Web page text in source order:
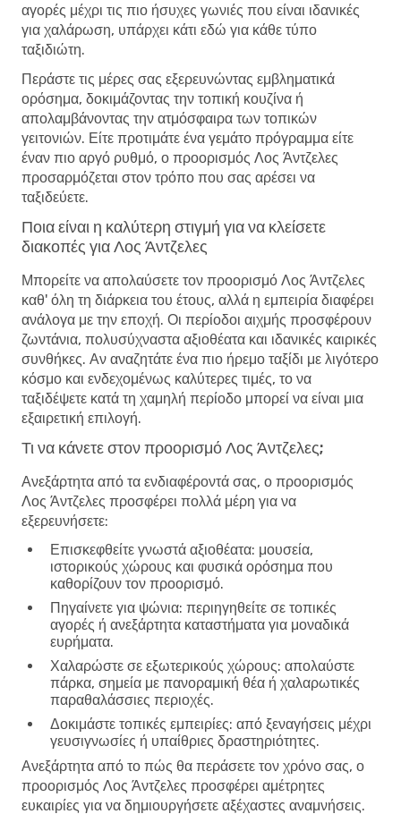
αγορές μέχρι τις πιο ήσυχες γωνιές που είναι ιδανικές
για χαλάρωση, υπάρχει κάτι εδώ για κάθε τύπο
ταξιδιώτη.
Περάστε τις μέρες σας εξερευνώντας εμβληματικά
ορόσημα, δοκιμάζοντας την τοπική κουζίνα ή
απολαμβάνοντας την ατμόσφαιρα των τοπικών
γειτονιών. Είτε προτιμάτε ένα γεμάτο πρόγραμμα είτε
έναν πιο αργό ρυθμό, ο προορισμός Λος Άντζελες
προσαρμόζεται στον τρόπο που σας αρέσει να
ταξιδεύετε.
Ποια είναι η καλύτερη στιγμή για να κλείσετε
διακοπές για Λος Άντζελες
Μπορείτε να απολαύσετε τον προορισμό Λος Άντζελες
καθ' όλη τη διάρκεια του έτους, αλλά η εμπειρία διαφέρει
ανάλογα με την εποχή. Οι περίοδοι αιχμής προσφέρουν
ζωντάνια, πολυσύχναστα αξιοθέατα και ιδανικές καιρικές
συνθήκες. Αν αναζητάτε ένα πιο ήρεμο ταξίδι με λιγότερο
κόσμο και ενδεχομένως καλύτερες τιμές, το να
ταξιδέψετε κατά τη χαμηλή περίοδο μπορεί να είναι μια
εξαιρετική επιλογή.
Τι να κάνετε στον προορισμό Λος Άντζελες;
Ανεξάρτητα από τα ενδιαφέροντά σας, ο προορισμός
Λος Άντζελες προσφέρει πολλά μέρη για να
εξερευνήσετε:
Επισκεφθείτε γνωστά αξιοθέατα: μουσεία,
ιστορικούς χώρους και φυσικά ορόσημα που
καθορίζουν τον προορισμό.
Πηγαίνετε για ψώνια: περιηγηθείτε σε τοπικές
αγορές ή ανεξάρτητα καταστήματα για μοναδικά
ευρήματα.
Χαλαρώστε σε εξωτερικούς χώρους: απολαύστε
πάρκα, σημεία με πανοραμική θέα ή χαλαρωτικές
παραθαλάσσιες περιοχές.
Δοκιμάστε τοπικές εμπειρίες: από ξεναγήσεις μέχρι
γευσιγνωσίες ή υπαίθριες δραστηριότητες.
Ανεξάρτητα από το πώς θα περάσετε τον χρόνο σας, ο
προορισμός Λος Άντζελες προσφέρει αμέτρητες
ευκαιρίες για να δημιουργήσετε αξέχαστες αναμνήσεις.